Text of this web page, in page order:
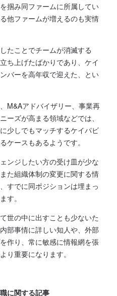
掴み同ファームに所属してい
他ファームが増えるのも実情
たことでチームが消滅する
ち上げたばかりであり、ケイ
バーを高年収で迎えた、とい
M&Aアドバイザリー、事業再
ーズが高まる領域などでは、
少しでもマッチするケイパビ
ケースもあるようです。
ンジしたい方の受け皿が少な
た組織体制の変更に関する情
すでに同ポジションは埋まっ
す。
世の中に出すことも少ないた
部事情に詳しい知人や、外部
作り、常に敏感に情報網を張
り重要になります。
に関する記事